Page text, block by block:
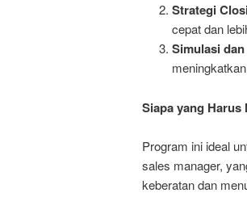
Strategi
cepat dan
Simulasi
Siapa yang
Program ini ideal
sales manager,
keberatan dan